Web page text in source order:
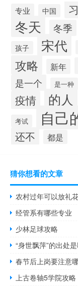
专业 中国
冬天 冬季
孩子 宋代
攻略 新年
是一个 是一种
疫情 的人
考试 自己
还不 都是
猜你想看的文章
农村过年可以放礼
经管系有哪些专业
少林足球攻略
“身世飘萍”的出处
春节后上岗要注意
上古卷轴5学院攻略